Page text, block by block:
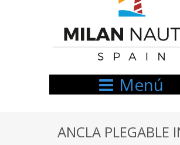
Menú
ANCLA PLEGABLE